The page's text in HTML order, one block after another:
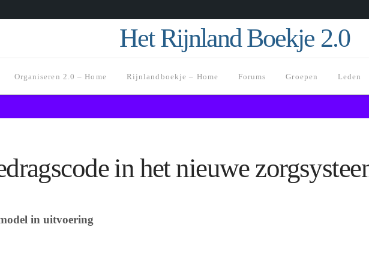
Het Rijnland Boekje 2.0
Organiseren 2.0 – Home Rijnlandboekje – Home Forums Groepen Leden
in het nieuwe
in uitvoering